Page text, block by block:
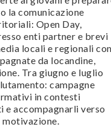
la comunicazione
Open Day,
enti partner e brevi
locali e regionali con
da locandine,
Tra giugno e luglio
campagne
in contesti
accompagnarli verso